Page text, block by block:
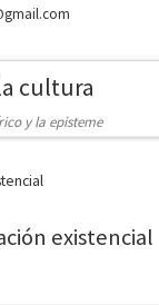
cultura
y la episteme
existencial